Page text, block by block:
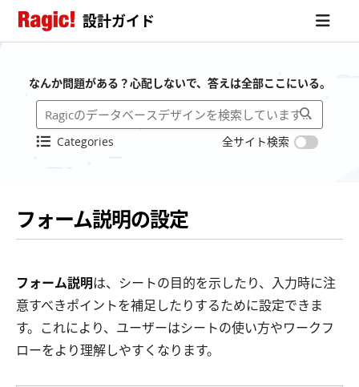
設計ガイド
なんか問題がある？心配しないで、答えは全部ここにいる。
Categories 全サイト検索
フォーム説明の設定
フォーム説明は、シートの目的を示したり、入力時に注
意すべきポイントを補足したりするために設定できま
す。これにより、ユーザーはシートの使い方やワークフ
ローをより理解しやすくなります。